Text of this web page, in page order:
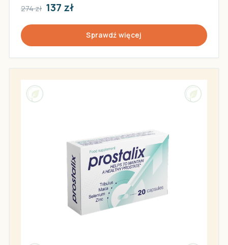
274 zł 137 zł
Sprawdź więcej